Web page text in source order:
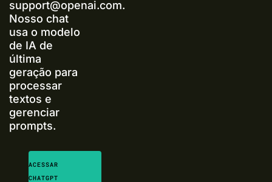
support@openai.com.
Nosso chat
usa o modelo
de IA de
última
geração para
processar
textos e
gerenciar
prompts.
ACESSAR
CHATGPT